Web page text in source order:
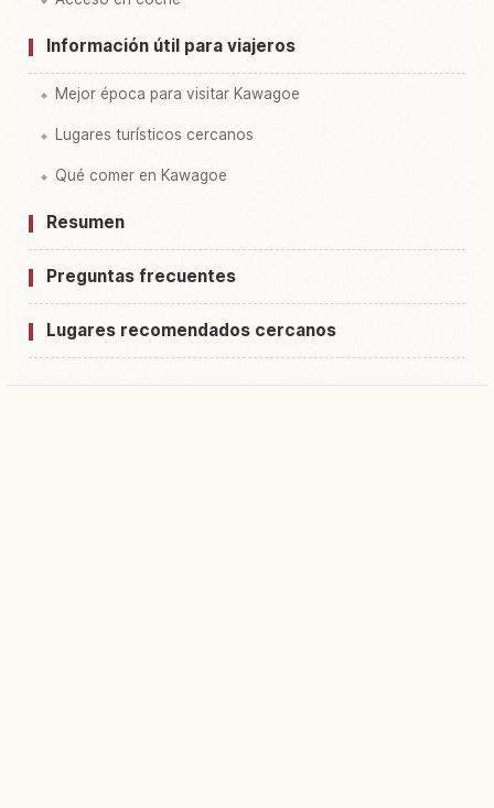
Información útil para viajeros
Mejor época para visitar Kawagoe
Lugares turísticos cercanos
Qué comer en Kawagoe
Resumen
Preguntas frecuentes
Lugares recomendados cercanos